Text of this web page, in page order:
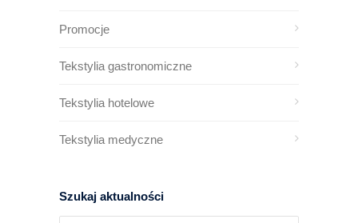
Promocje
Tekstylia gastronomiczne
Tekstylia hotelowe
Tekstylia medyczne
Szukaj aktualności